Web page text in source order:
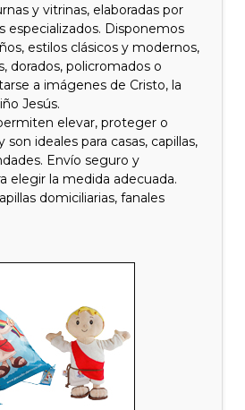
y vitrinas, elaboradas por
especializados. Disponemos
estilos clásicos y modernos,
dorados, policromados o
a imágenes de Cristo, la
Jesús.
elevar, proteger o
son ideales para casas, capillas,
Envío seguro y
elegir la medida adecuada.
domiciliarias, fanales